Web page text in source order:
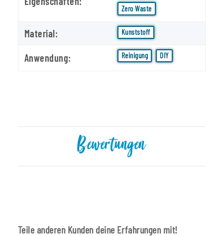
Zero Waste
Material: Kunststoff
Anwendung: Reinigung DIY
Bewertungen
Teile anderen Kunden deine Erfahrungen mit!